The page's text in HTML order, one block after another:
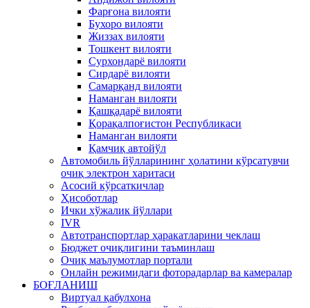
Фарғона вилояти
Бухоро вилояти
Жиззах вилояти
Тошкент вилояти
Сурхондарё вилояти
Сирдарё вилояти
Самарқанд вилояти
Наманган вилояти
Қашқадарё вилояти
Қорақалпоғистон Республикаси
Наманган вилояти
Қамчиқ автойўл
Автомобиль йўлларининг ҳолатини кўрсатувчи
очиқ электрон харитаси
Асосий кўрсаткичлар
Ҳисоботлар
Ички хўжалик йўллари
IVR
Автотранспортлар ҳаракатларини чеклаш
Бюджет очиқлигини таъминлаш
Очиқ маълумотлар портали
Онлайн режимидаги фоторадарлар ва камералар
БОҒЛАНИШ
Виртуал қабулхона